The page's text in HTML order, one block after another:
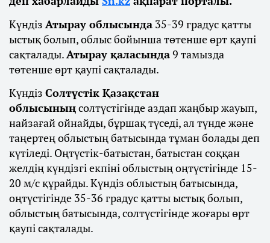
Күндіз Атырау облысында 35-39 градус қатты
ыстық болып, облыс бойынша төтенше өрт қаупі
сақталады.Атырау қаласында9 тамызда
төтенше өрт қаупі сақталады.
Күндіз Солтүстік Қазақстан
облысыныңсолтүстігінде аздап жаңбыр жауып,
найзағай ойнайды, бұршақ түседі, ал түнде және
таңертең облыстың батысында тұман болады деп
күтіледі. Оңтүстік-батыстан, батыстан соққан
желдің күндізгі екпіні облыстың оңтүстігінде 15-
20 м/с құрайды. Күндіз облыстың батысында,
оңтүстігінде 35-36 градус қатты ыстық болып,
облыстың батысында, солтүстігінде жоғары өрт
қаупі сақталады.